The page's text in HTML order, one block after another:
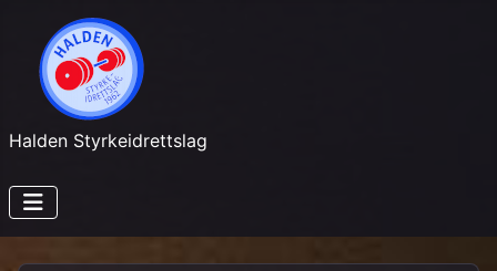
Halden Styrkeidrettslag